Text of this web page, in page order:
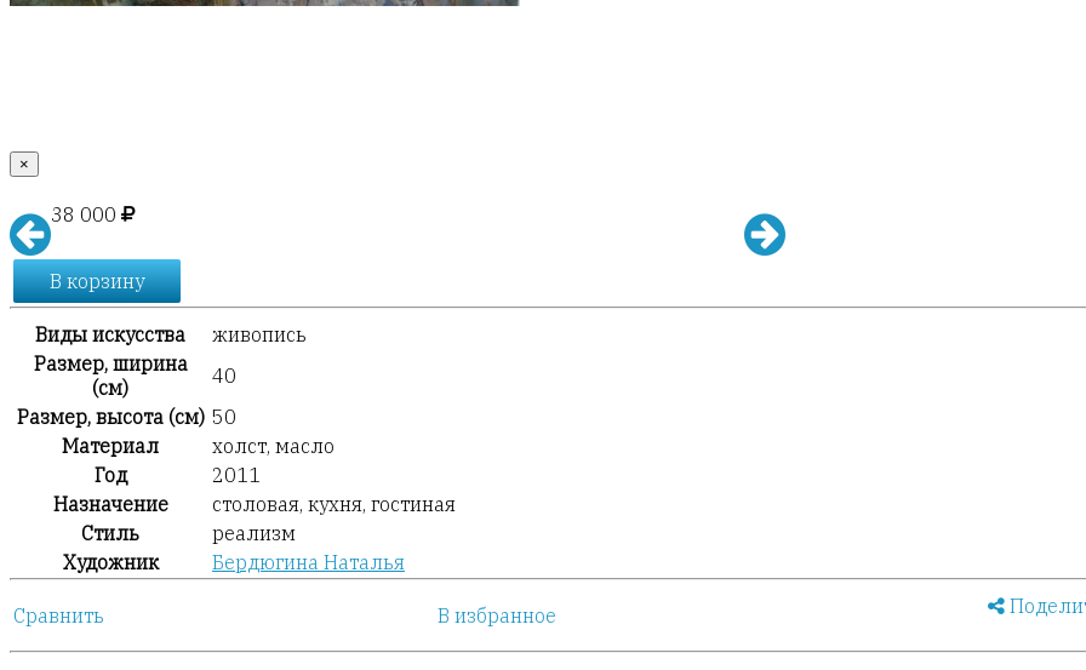
×
38 000
В корзину
Виды искусства
живопись
Размер, ширина
(см)
40
Размер, высота (см) 50
Материал
холст, масло
Год
2011
Назначение
столовая, кухня, гостиная
Стиль
реализм
Художник
Бердюгина Наталья
Сравнить В избранное